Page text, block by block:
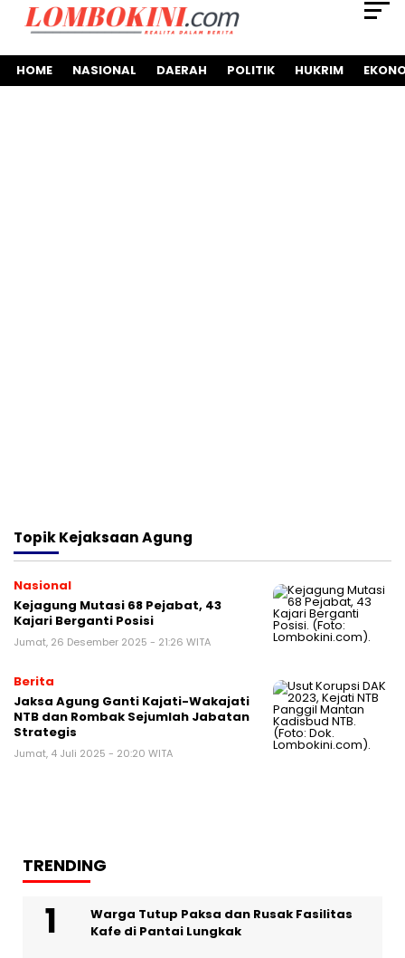
HOME NASIONAL DAERAH POLITIK HUKRIM
TopikKejaksaan Agung
Nasional
Kejagung Mutasi 68 Pejabat, 43
Kajari Berganti Posisi
Jumat, 26 Desember 2025 - 21:26 WITA
Berita
Jaksa Agung Ganti Kajati-Wakajati
NTB dan Rombak Sejumlah Jabatan
Strategis
Jumat, 4 Juli 2025 - 20:20 WITA
TRENDING
Warga Tutup Paksa dan Rusak Fasilitas
Kafe di Pantai Lungkak